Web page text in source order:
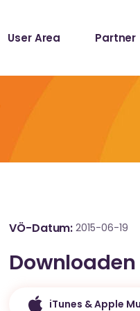
User Area Partner
VÖ-Datum 2015-06-19
iTunes & Apple